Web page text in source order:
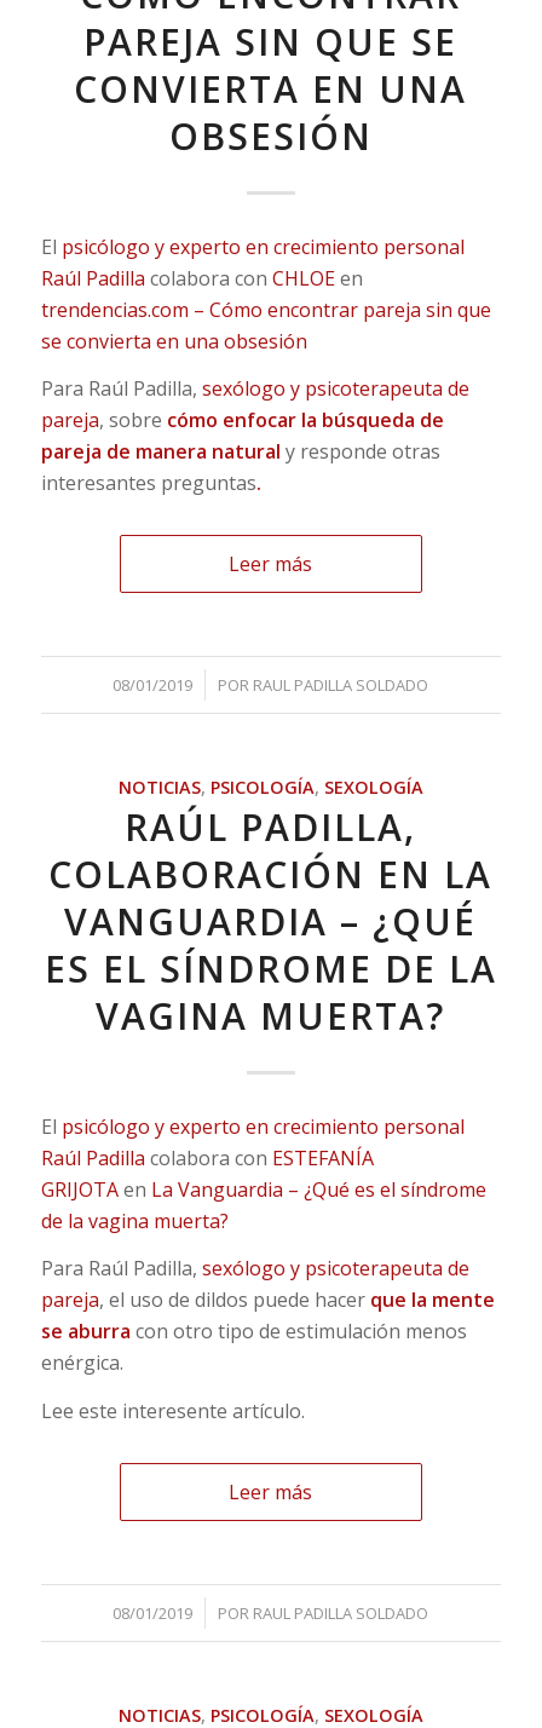
PAREJA SIN QUE SE
CONVIERTA EN UNA
OBSESIÓN
El psicólogo y experto en crecimiento personal
Raúl Padilla colabora con CHLOEen
trendencias.com – Cómo encontrar pareja sin que
se convierta en una obsesión
Para Raúl Padilla, sexólogo y psicoterapeuta de
pareja, sobre cómo enfocar la búsqueda de
pareja de manera natural y responde otras
interesantes preguntas.
Leer más
08/01/2019
/ POR RAUL PADILLA SOLDADO
NOTICIAS, PSICOLOGÍA, SEXOLOGÍA
RAÚL PADILLA,
COLABORACIÓN EN LA
VANGUARDIA – ¿QUÉ
ES EL SÍNDROME DE LA
VAGINA MUERTA?
El psicólogo y experto en crecimiento personal
Raúl Padilla colabora con ESTEFANÍA
GRIJOTAen La Vanguardia – ¿Qué es el síndrome
de la vagina muerta?
Para Raúl Padilla, sexólogo y psicoterapeuta de
pareja, el uso de dildos puede hacer que la mente
se aburra con otro tipo de estimulación menos
enérgica.
Lee este interesente artículo.
Leer más
08/01/2019
/ POR RAUL PADILLA SOLDADO
NOTICIAS, PSICOLOGÍA, SEXOLOGÍA